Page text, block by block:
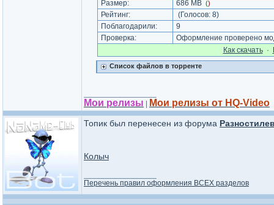
Размер:
686 MB ()
Рейтинг: (Голосов: 8)
Поблагодарили:
9
Проверка:
Оформление проверено
Как cкачать·
Список файлов в торренте
Мои релизы Мои релизы от HQ-Video
Топик был перенесен из форума
Колыч
Перечень правил оформления ВСЕХ разделов